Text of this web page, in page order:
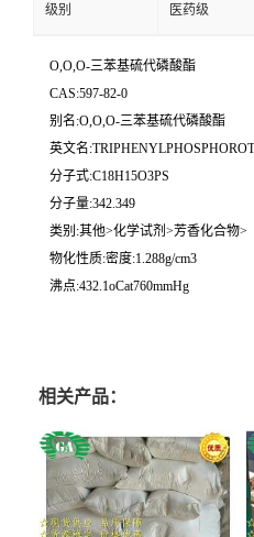
级别 医药级
O,O,O-三苯基硫代磷酸酯
CAS:597-82-0
别名:O,O,O-三苯基硫代磷酸酯
英文名
分子式:C18H15O3PS
分子量:342.349
类别:其他>化学试剂>芳香化合物>
物化性质:密度:1.288g/cm3
沸点:432.1oCat760mmHg
相关产品：